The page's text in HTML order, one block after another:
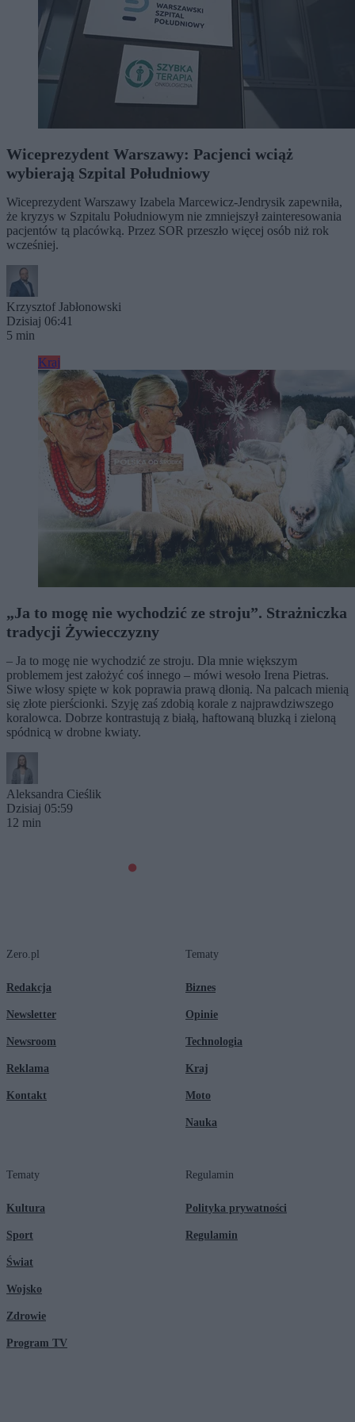
Wiceprezydent Warszawy: Pacjenci wciąż
wybierają Szpital Południowy
Wiceprezydent Warszawy Izabela Marcewicz-Jendrysik zapewniła,
że kryzys w Szpitalu Południowym nie zmniejszył zainteresowania
pacjentów tą placówką. Przez SOR przeszło więcej osób niż rok
wcześniej.
Krzysztof Jabłonowski
Dzisiaj 06:41
5 min
Kraj
„Ja to mogę nie wychodzić ze stroju”. Strażniczka
tradycji Żywiecczyzny
– Ja to mogę nie wychodzić ze stroju. Dla mnie większym
problemem jest założyć coś innego – mówi wesoło Irena Pietras.
Siwe włosy spięte w kok poprawia prawą dłonią. Na palcach mienią
się złote pierścionki. Szyję zaś zdobią korale z najprawdziwszego
koralowca. Dobrze kontrastują z białą, haftowaną bluzką i zieloną
spódnicą w drobne kwiaty.
Aleksandra Cieślik
Dzisiaj 05:59
12 min
Zero.pl
Redakcja
Newsletter
Newsroom
Reklama
Kontakt
Tematy
Biznes
Opinie
Technologia
Kraj
Moto
Nauka
Tematy
Kultura
Sport
Świat
Wojsko
Zdrowie
Program TV
Regulamin
Polityka prywatności
Regulamin